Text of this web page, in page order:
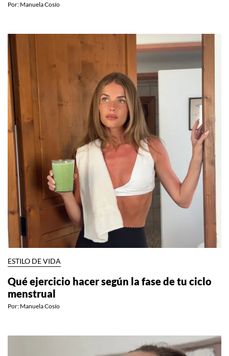
Por: Manuela Cosío
ESTILO DE VIDA
Qué ejercicio hacer según la fase de tu ciclo
menstrual
Por: Manuela Cosío